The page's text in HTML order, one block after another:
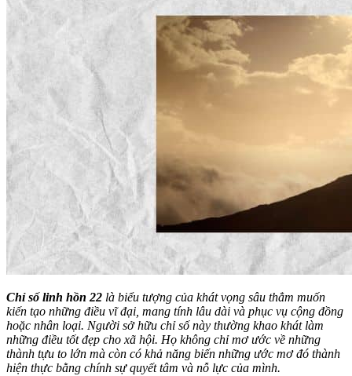
Chỉ số linh hồn 22 là biểu tượng của khát vọng sâu thẳm muốn
kiến tạo những điều vĩ đại, mang tính lâu dài và phục vụ cộng đồng
hoặc nhân loại. Người sở hữu chỉ số này thường khao khát làm
những điều tốt đẹp cho xã hội. Họ không chỉ mơ ước về những
thành tựu to lớn mà còn có khả năng biến những ước mơ đó thành
hiện thực bằng chính sự quyết tâm và nỗ lực của mình.